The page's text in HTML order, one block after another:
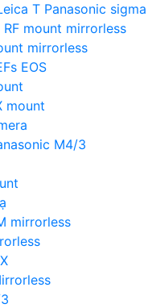
T Panasonic
mount mirrorless
mirrorless
EOS
mount
M4/3
mirrorless